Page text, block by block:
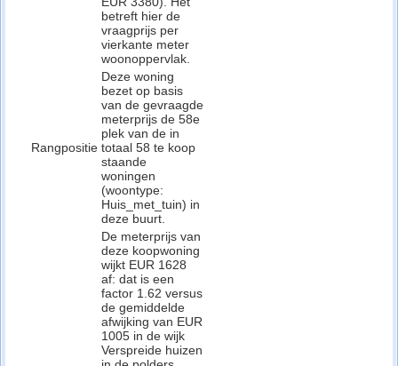
betreft hier de
vraagprijs per
vierkante meter
woonoppervlak.
Rangpositie
Deze woning
bezet op basis
van de gevraagde
meterprijs de 58e
plek van de in
totaal 58 te koop
staande
woningen
(woontype:
Huis_met_tuin) in
deze buurt.
De meterprijs van
deze koopwoning
wijkt EUR 1628
af: dat is een
factor 1.62 versus
de gemiddelde
afwijking van EUR
1005 in de wijk
Verspreide huizen